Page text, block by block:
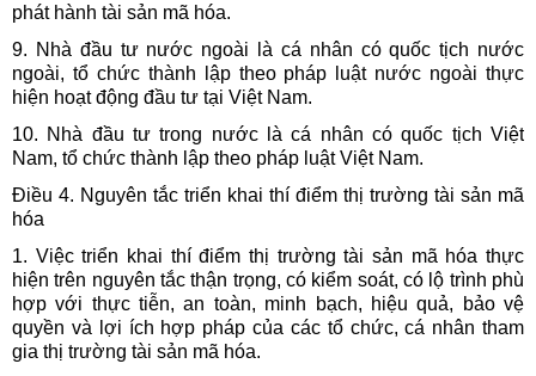
phát hành tài sản mã hóa.
9. Nhà đầu tư nước ngoài là cá nhân có quốc tịch nước
ngoài, tổ chức thành lập theo pháp luật nước ngoài thực
hiện hoạt động đầu tư tại Việt Nam.
10. Nhà đầu tư trong nước là cá nhân có quốc tịch Việt
Nam, tổ chức thành lập theo pháp luật Việt Nam.
Điều 4. Nguyên tắc triển khai thí điểm thị trường tài sản mã
hóa
1. Việc triển khai thí điểm thị trường tài sản mã hóa thực
hiện trên nguyên tắc thận trọng, có kiểm soát, có lộ trình phù
hợp với thực tiễn, an toàn, minh bạch, hiệu quả, bảo vệ
quyền và lợi ích hợp pháp của các tổ chức, cá nhân tham
gia thị trường tài sản mã hóa.